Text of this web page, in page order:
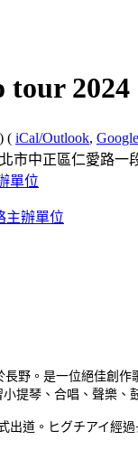
( iCal/Outlook,
市中正區仁愛路一
單位
主辦單位
野。是一位絕佳創作
提琴、合唱、聲樂
出道。ヒグチアイ經